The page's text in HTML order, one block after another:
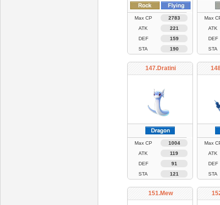
Max CP
2783
ATK
221
DEF
159
STA
190
Max
ATK
DEF
STA
147.Dratini
Max CP
1004
ATK
119
DEF
91
STA
121
Max
ATK
DEF
STA
151.Mew